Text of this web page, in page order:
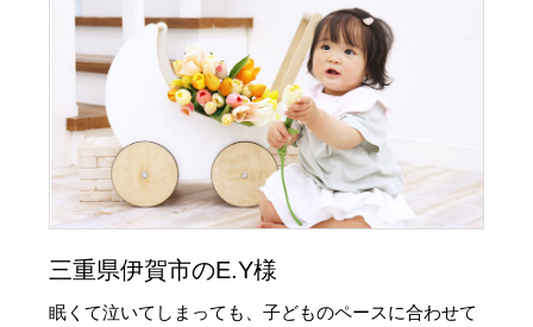
三重県伊賀市のE.Y様
眠くて泣いてしまっても、子どものペースに合わせて